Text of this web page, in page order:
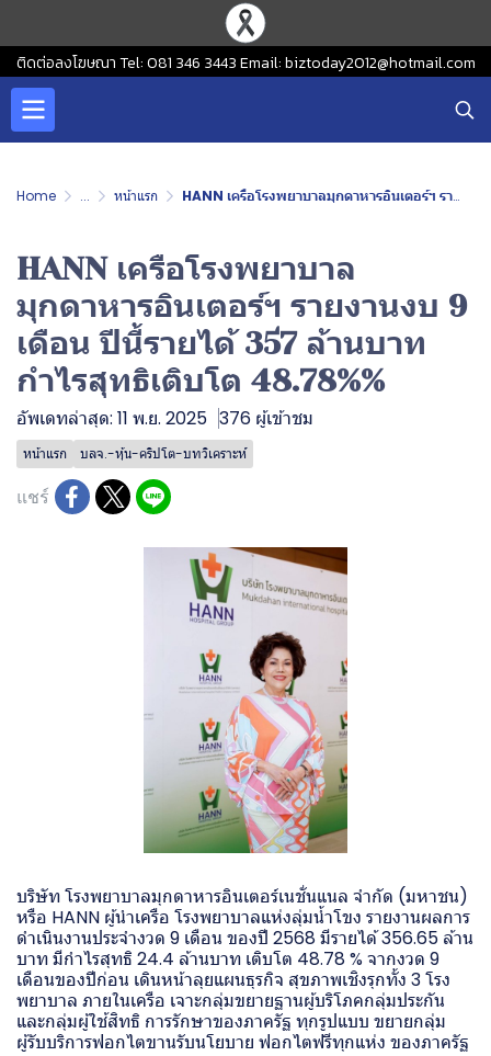
ติดต่อลงโฆษณา Tel: 081 346 3443 Email: biztoday2012@hotmail.com
Home ... หน้าแรก HANN เครือโรงพยาบาลมุกดาหารอินเตอร์ฯ รายงานงบ 9 เดือน ปีนี้รายได้ 357 ล้านบาท กำไรสุทธิเติบโต 48.78%%
HANN เครือโรงพยาบาล
มุกดาหารอินเตอร์ฯ รายงานงบ 9
เดือน ปีนี้รายได้ 357 ล้านบาท
กำไรสุทธิเติบโต 48.78%%
อัพเดทล่าสุด: 11 พ.ย. 2025 376 ผู้เข้าชม
หน้าแรก บลจ.-หุ้น-คริปโต-บทวิเคราะห์
แชร์
บริษัท โรงพยาบาลมุกดาหารอินเตอร์เนชั่นแนล จำกัด (มหาชน)
หรือ HANN ผู้นำเครือ โรงพยาบาลแห่งลุ่มน้ำโขง รายงานผลการ
ดำเนินงานประจำงวด 9 เดือน ของปี 2568 มีรายได้ 356.65 ล้าน
บาท มีกำไรสุทธิ 24.4 ล้านบาท เติบโต 48.78 % จากงวด 9
เดือนของปีก่อน เดินหน้าลุยแผนธุรกิจ สุขภาพเชิงรุกทั้ง 3 โรง
พยาบาล ภายในเครือ เจาะกลุ่มขยายฐานผู้บริโภคกลุ่มประกัน
และกลุ่มผู้ใช้สิทธิ การรักษาของภาครัฐ ทุกรูปแบบ ขยายกลุ่ม
ผู้รับบริการฟอกไตขานรับนโยบาย ฟอกไตฟรีทุกแห่ง ของภาครัฐ